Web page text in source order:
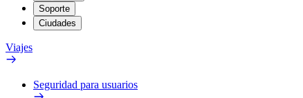
Soporte
Ciudades
Viajes
Seguridad para usuarios